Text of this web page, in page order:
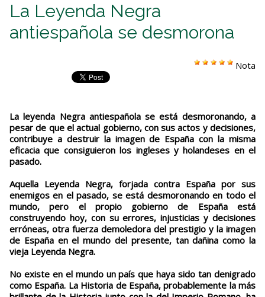
La Leyenda Negra
antiespañola se desmorona
Nota
La leyenda Negra antiespañola se está desmoronando, a
pesar de que el actual gobierno, con sus actos y decisiones,
contribuye a destruir la imagen de España con la misma
eficacia que consiguieron los ingleses y holandeses en el
pasado.
Aquella Leyenda Negra, forjada contra España por sus
enemigos en el pasado, se está desmoronando en todo el
mundo, pero el propio gobierno de España está
construyendo hoy, con su errores, injusticias y decisiones
erróneas, otra fuerza demoledora del prestigio y la imagen
de España en el mundo del presente, tan dañina como la
vieja Leyenda Negra.
No existe en el mundo un país que haya sido tan denigrado
como España. La Historia de España, probablemente la más